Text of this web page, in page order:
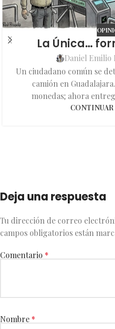
La Única…
Daniel Emilio
Un ciudadano común se
camión en
monedas; ahora
Deja una respuesta
Tu dirección de correo
campos obligatorios están
Comentario *
Nombre *